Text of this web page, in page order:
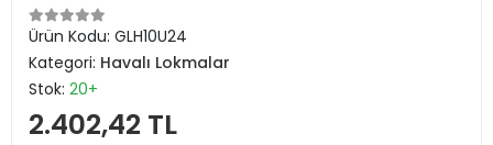
Ürün Kodu: GLH10U24
Kategori: Havalı Lokmalar
Stok: 20+
2.402,42 TL